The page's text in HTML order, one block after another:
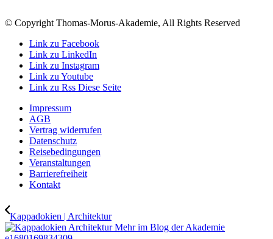
© Copyright Thomas-Morus-Akademie, All Rights Reserved
Link zu Facebook
Link zu LinkedIn
Link zu Instagram
Link zu Youtube
Link zu Rss Diese Seite
Impressum
AGB
Vertrag widerrufen
Datenschutz
Reisebedingungen
Veranstaltungen
Barrierefreiheit
Kontakt
Kappadokien | Architektur